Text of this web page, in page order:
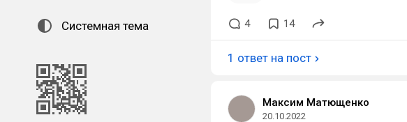
Системная тема 4 14
1 ответ на пост
Максим Матющенко
20.10.2022